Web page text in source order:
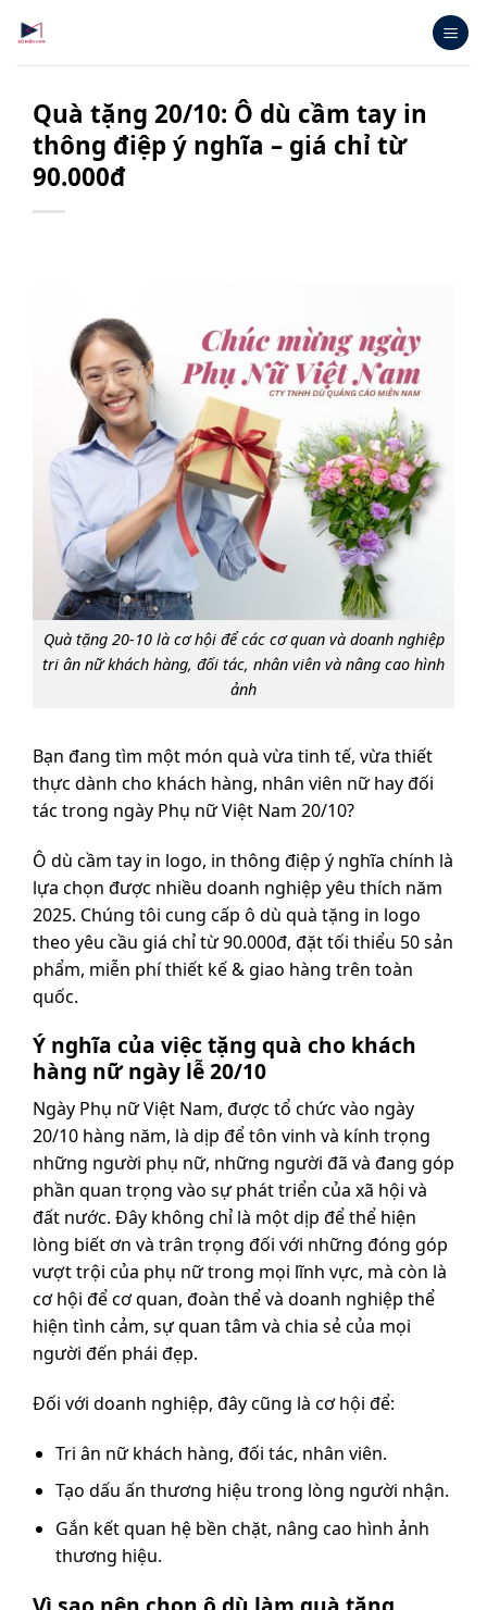
qua
nội
Quà tặng 20/10: Ô dù cầm tay in
thông điệp ý nghĩa – giá chỉ từ
90.000đ
Quà tặng 20-10 là cơ hội để các cơ quan và doanh nghiệp
tri ân nữ khách hàng, đối tác, nhân viên và nâng cao hình
ảnh
Bạn đang tìm một món quà vừa tinh tế, vừa thiết
thực dành cho khách hàng, nhân viên nữ hay đối
tác trong ngày Phụ nữ Việt Nam 20/10?
Ô dù cầm tay in logo, in thông điệp ý nghĩa chính là
lựa chọn được nhiều doanh nghiệp yêu thích năm
2025. Chúng tôi cung cấp ô dù quà tặng in logo
theo yêu cầu giá chỉ từ 90.000đ, đặt tối thiểu 50 sản
phẩm, miễn phí thiết kế & giao hàng trên toàn
quốc.
Ý nghĩa của việc tặng quà cho khách
hàng nữ ngày lễ 20/10
Ngày Phụ nữ Việt Nam, được tổ chức vào ngày
20/10 hàng năm, là dịp để tôn vinh và kính trọng
những người phụ nữ, những người đã và đang góp
phần quan trọng vào sự phát triển của xã hội và
đất nước. Đây không chỉ là một dịp để thể hiện
lòng biết ơn và trân trọng đối với những đóng góp
vượt trội của phụ nữ trong mọi lĩnh vực, mà còn là
cơ hội để cơ quan, đoàn thể và doanh nghiệp thể
hiện tình cảm, sự quan tâm và chia sẻ của mọi
người đến phái đẹp.
Đối với doanh nghiệp, đây cũng là cơ hội để:
Tri ân nữ khách hàng, đối tác, nhân viên.
Tạo dấu ấn thương hiệu trong lòng người nhận.
Gắn kết quan hệ bền chặt, nâng cao hình ảnh
thương hiệu.